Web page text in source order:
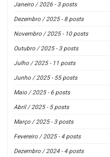
Janeiro / 2026 - 3 posts
Dezembro / 2025 - 8 posts
Novembro / 2025 - 10 posts
Outubro / 2025 - 3 posts
Julho / 2025 - 11 posts
Junho / 2025 - 55 posts
Maio / 2025 - 6 posts
Abril / 2025 - 5 posts
Março / 2025 - 3 posts
Fevereiro / 2025 - 4 posts
Dezembro / 2024 - 4 posts